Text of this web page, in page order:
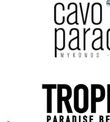
Σεβασμιώτατος Δωρόθεος Β’